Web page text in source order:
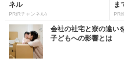
ネル
PR(Rチャンネル)
ま
PR(
会社の社宅と寮の違い
子どもへの影響とは